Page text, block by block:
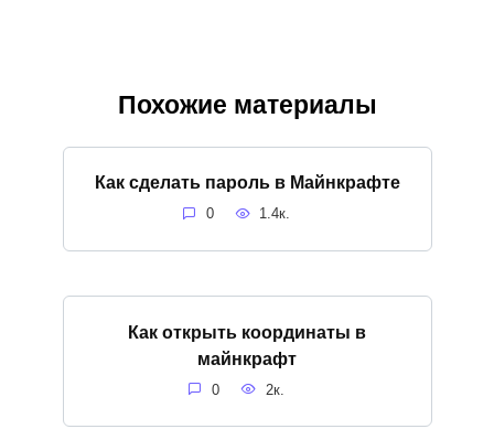
Похожие материалы
Как сделать пароль в Майнкрафте
0 1.4к.
Как открыть координаты в
майнкрафт
0 2к.